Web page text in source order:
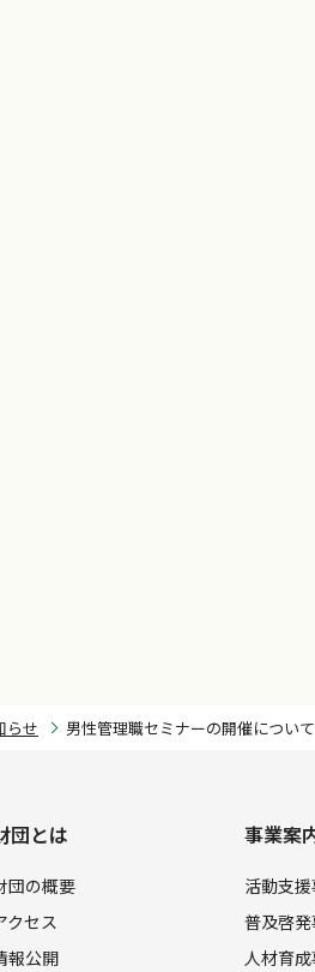
らせ 男性管理職セミナーの開催について
団とは
団の概要
クセス
報公開
事業案
活動支
普及啓
人材育